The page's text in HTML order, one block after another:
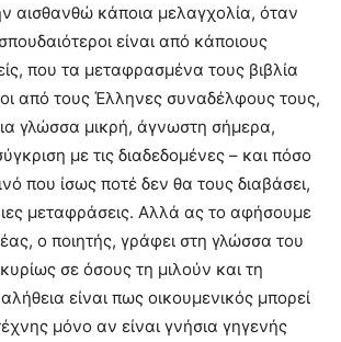
αισθανθώ κάποια μελαγχολία, όταν
είναι από κάποιους
που τα μεταφρασμένα τους βιβλία
από τους Έλληνες συναδέλφους τους,
γλώσσα μικρή, άγνωστη σήμερα,
με τις διαδεδομένες – και πόσο
που ίσως ποτέ δεν θα τους διαβάσει,
μεταφράσεις. Αλλά ας το αφήσουμε
ο ποιητής, γράφει στη γλώσσα του
σε όσους τη μιλούν και τη
είναι πως οικουμενικός μπορεί
μόνο αν είναι γνήσια γηγενής